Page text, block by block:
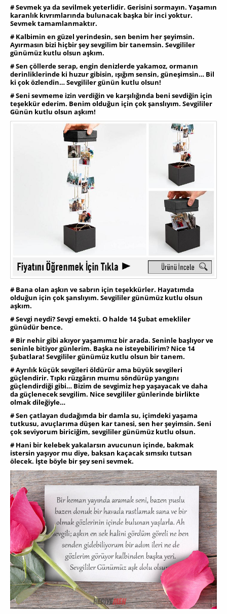
# Sevmek ya da sevilmek yeterlidir. Gerisini sormayın. Yaşamın
karanlık kıvrımlarında bulunacak başka bir inci yoktur.
Sevmek tamamlanmaktır.
# Kalbimin en güzel yerindesin, sen benim her şeyimsin.
Ayırmasın bizi hiçbir şey sevgilim bir tanemsin. Sevgililer
günümüz kutlu olsun aşkım.
# Sen çöllerde serap, engin denizlerde yakamoz, ormanın
derinliklerinde ki huzur gibisin, ışığım sensin, güneşimsin… Bil
ki çok özlendin… Sevgililer günün kutlu olsun!
# Seni sevmeme izin verdiğin ve karşılığında beni sevdiğin için
teşekkür ederim. Benim olduğun için çok şanslıyım. Sevgililer
Günün kutlu olsun aşkım!
# Bana olan aşkın ve sabrın için teşekkürler. Hayatımda
olduğun için çok şanslıyım. Sevgililer günümüz kutlu olsun
aşkım.
# Sevgi neydi? Sevgi emekti. O halde 14 Şubat emekliler
günüdür bence.
# Bir nehir gibi akıyor yaşamımız bir arada. Seninle başlıyor ve
seninle bitiyor günlerim. Başka ne isteyebilirim? Nice 14
Şubatlara! Sevgililer günümüz kutlu olsun bir tanem.
# Ayrılık küçük sevgileri öldürür ama büyük sevgileri
güçlendirir. Tıpkı rüzgârın mumu söndürüp yangını
güçlendirdiği gibi… Bizim de sevgimiz hep yaşayacak ve daha
da güçlenecek sevgilim. Nice sevgililer günlerinde birlikte
olmak dileğiyle…
# Sen çatlayan dudağımda bir damla su, içimdeki yaşama
tutkusu, avuçlarıma düşen kar tanesi, sen her şeyimsin. Seni
çok seviyorum biriciğim, sevgililer günümüz kutlu olsun.
# Hani bir kelebek yakalarsın avucunun içinde, bakmak
istersin yaşıyor mu diye, baksan kaçacak sımsıkı tutsan
ölecek. İşte böyle bir şey seni sevmek.